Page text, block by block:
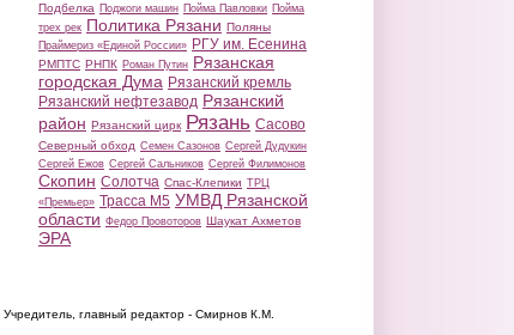
Подбелка Поджоги машин Пойма Павловки Пойма
трех рек Политика Рязани Поляны
Праймериз «Единой России» РГУ им. Есенина
РМПТС РНПК Роман Путин Рязанская
городская Дума Рязанский кремль
Рязанский нефтезавод Рязанский
район Рязанский цирк Рязань Сасово
Северный обход Семен Сазонов Сергей Дудукин
Сергей Ежов Сергей Сальников Сергей Филимонов
Скопин Солотча Спас-Клепики ТРЦ
«Премьер» Трасса М5 УМВД Рязанской
области Федор Провоторов Шаукат Ахметов
ЭРА
Учредитель, главный редактор - Смирнов К.М.